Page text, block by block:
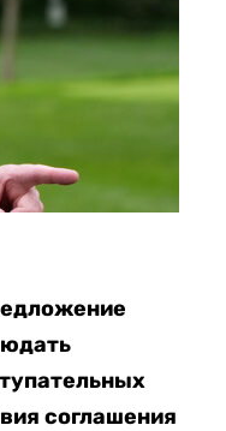
соглашения